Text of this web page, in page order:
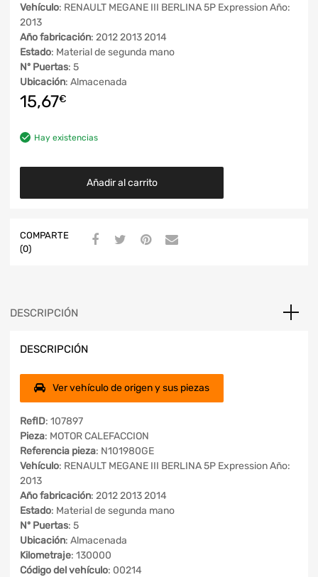
Vehículo: RENAULT MEGANE III BERLINA 5P Expression Año:
2013
Año fabricación: 2012 2013 2014
Estado: Material de segunda mano
Nº Puertas: 5
Ubicación: Almacenada
15,67€
Hay existencias
Añadir al carrito
COMPARTE
(0)
DESCRIPCIÓN
DESCRIPCIÓN
Ver vehículo de origen y sus piezas
RefID: 107897
Pieza: MOTOR CALEFACCION
Referencia pieza: N101980GE
Vehículo: RENAULT MEGANE III BERLINA 5P Expression Año:
2013
Año fabricación: 2012 2013 2014
Estado: Material de segunda mano
Nº Puertas: 5
Ubicación: Almacenada
Kilometraje: 130000
Código del vehículo: 00214